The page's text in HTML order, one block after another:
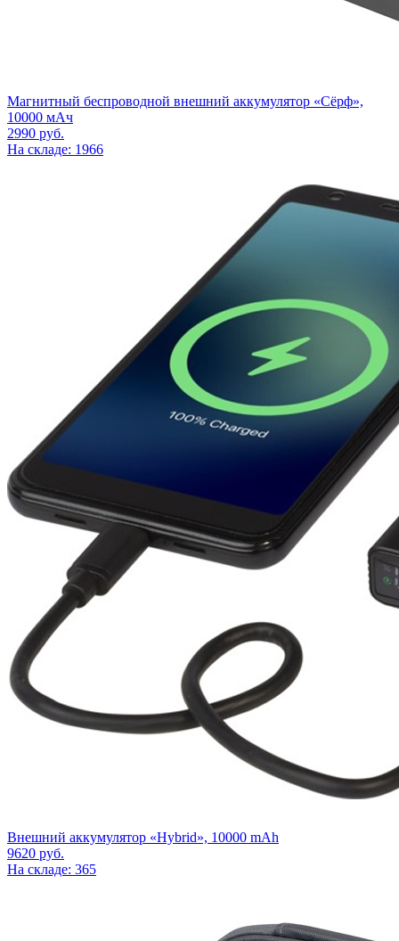
Магнитный беспроводной внешний аккумулятор «Сёрф»,
10000 мАч
2990 руб.
На складе: 1966
Внешний аккумулятор «Hybrid», 10000 mAh
9620 руб.
На складе: 365